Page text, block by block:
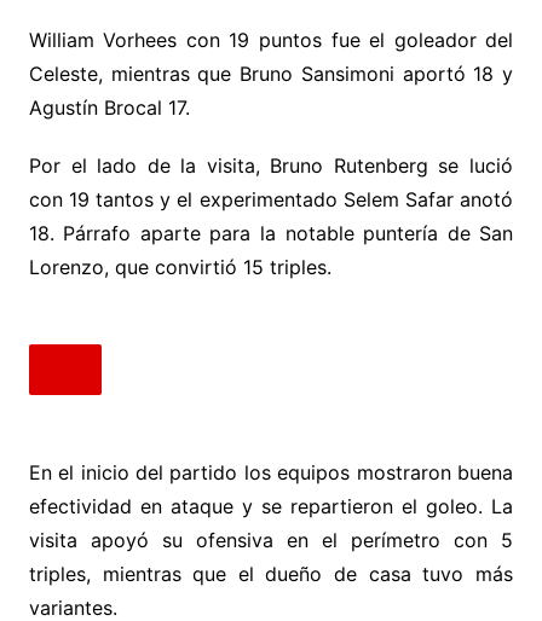
William Vorhees con 19 puntos fue el goleador del
Celeste, mientras que Bruno Sansimoni aportó 18 y
Agustín Brocal 17.
Por el lado de la visita, Bruno Rutenberg se lució
con 19 tantos y el experimentado Selem Safar anotó
18. Párrafo aparte para la notable puntería de San
Lorenzo, que convirtió 15 triples.
En el inicio del partido los equipos mostraron buena
efectividad en ataque y se repartieron el goleo. La
visita apoyó su ofensiva en el perímetro con 5
triples, mientras que el dueño de casa tuvo más
variantes.